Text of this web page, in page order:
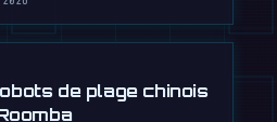
de plage chinois